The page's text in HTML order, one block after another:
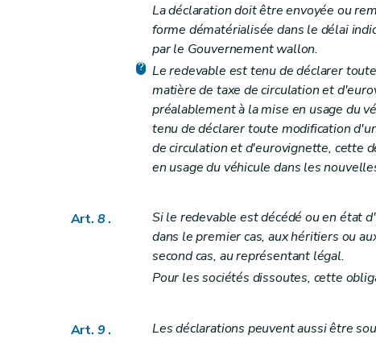
Art. 43
Art. 44
Art. 45
Art. 46
Art. 47
Art. 48
Art. 49
Art. 50
Art. 52
52bis
52ter
Section 2 Effets des recours sur le
Art. 54
La déclaration doit être envoyée ou
forme dématérialisée dans le délai
par le Gouvernement wallon.
Le redevable est tenu de déclarer
matière de taxe de circulation et
préalablement à la mise en usage du
tenu de déclarer toute modification
de circulation et d'eurovignette, cette
en usage du véhicule dans les
Art. 8.
Si le redevable est décédé ou en état
dans le premier cas, aux héritiers ou
second cas, au représentant légal.
Pour les sociétés dissoutes, cette
Art. 9.
Les déclarations peuvent aussi être